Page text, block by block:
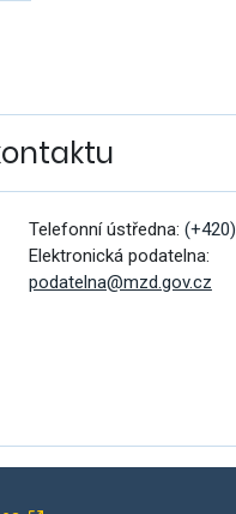
Telefonní ústředna: (+420)
Elektronická podatelna:
podatelna@mzd.gov.cz